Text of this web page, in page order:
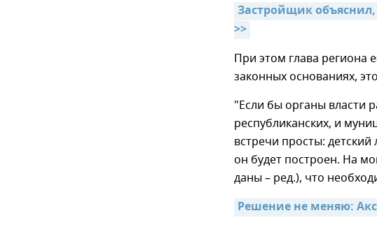
Застройщик
>>
При этом глава региона
законных основаниях,
"Если бы органы власти
республиканских, и
встречи просты:
он будет построен. На
даны – ред.), что
Решение не меняю: